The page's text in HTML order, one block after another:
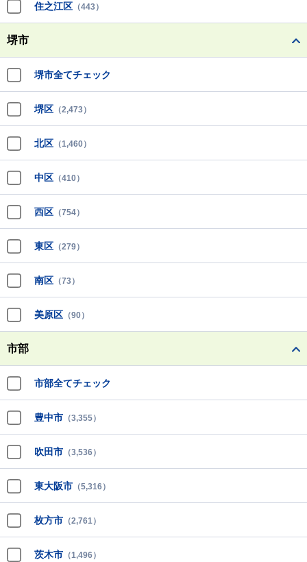
住之江区 （443）
堺市
堺市全てチェック
堺区 （2,473）
北区 （1,460）
中区 （410）
西区 （754）
東区 （279）
南区 （73）
美原区 （90）
市部
市部全てチェック
豊中市 （3,355）
吹田市 （3,536）
東大阪市 （5,316）
枚方市 （2,761）
茨木市 （1,496）